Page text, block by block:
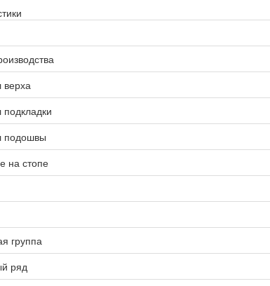
верха
подошвы
на стопе
группа
ряд